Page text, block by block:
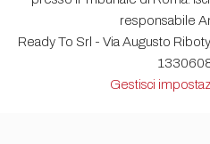
responsabile
Ready To Srl - Via Augusto
Gestisci